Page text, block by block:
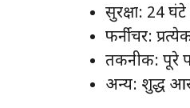
सुरक्षा: 24 घंटे
फर्नीचर:
तकनीक: पूरे
अन्य: शुद्ध